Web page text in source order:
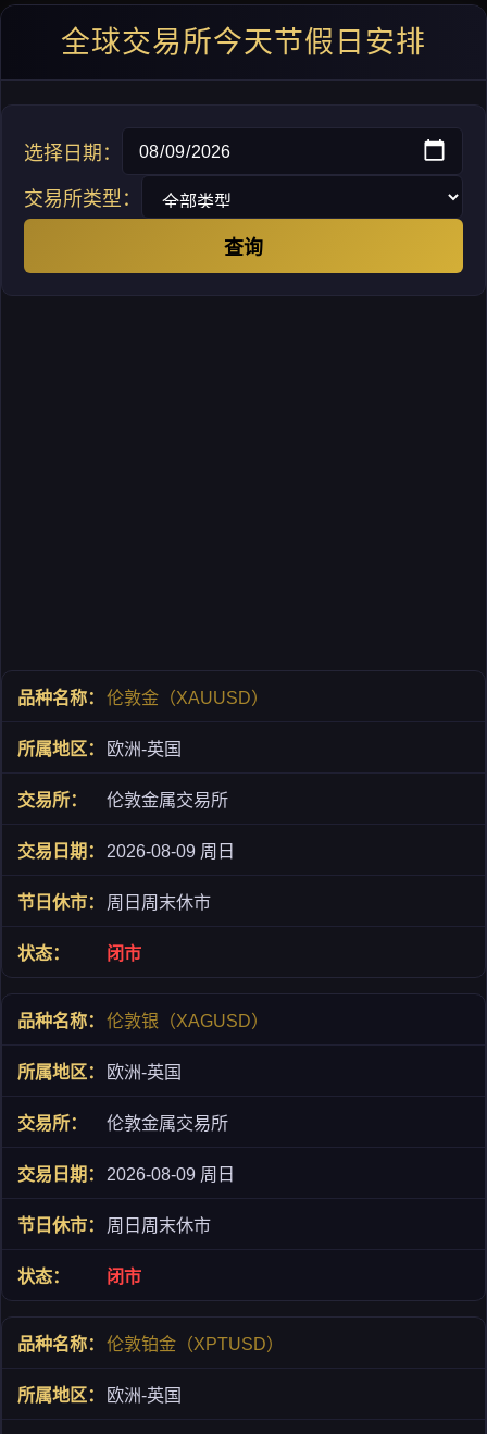
全球交易所今天节假日安排
选择日期：
交易所类型：
查询
伦敦金（XAUUSD）
欧洲-英国
伦敦金属交易所
2026-08-09 周日
周日周末休市
闭市
伦敦银（XAGUSD）
欧洲-英国
伦敦金属交易所
2026-08-09 周日
周日周末休市
闭市
伦敦铂金（XPTUSD）
欧洲-英国